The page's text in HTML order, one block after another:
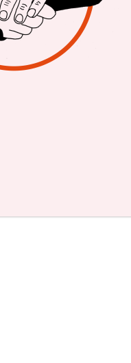
Neuwahl galt
Bei
Meuthen,
habe. Sie sei nach
getroffen worden.